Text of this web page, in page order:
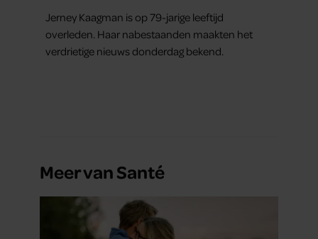
Jerney Kaagman is op 79-jarige leeftijd
overleden. Haar nabestaanden maakten het
verdrietige nieuws donderdag bekend.
Meer van Santé